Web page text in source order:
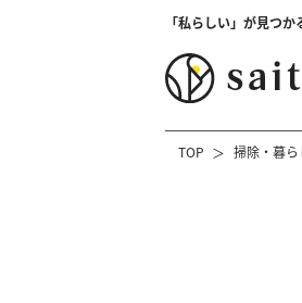
「私らしい」が見つ
TOP 掃除・暮ら